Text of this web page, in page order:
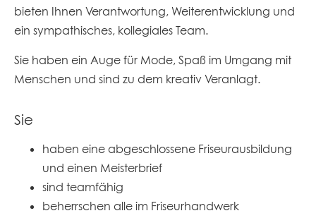
bieten Ihnen Verantwortung, Weiterentwicklung und
ein sympathisches, kollegiales Team.
Sie haben ein Auge für Mode, Spaß im Umgang mit
Menschen und sind zu dem kreativ Veranlagt.
Sie
haben eine abgeschlossene Friseurausbildung
und einen Meisterbrief
sind teamfähig
beherrschen alle im Friseurhandwerk